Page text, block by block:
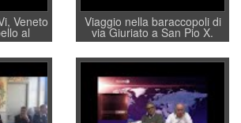
Veneto
al
ordine
CNCU
di
Viaggio nella baraccopoli di
via Giuriato a San Pio X.
Vicenza ai Vicentini: “faremo
un regalo di Natale ai
residenti”